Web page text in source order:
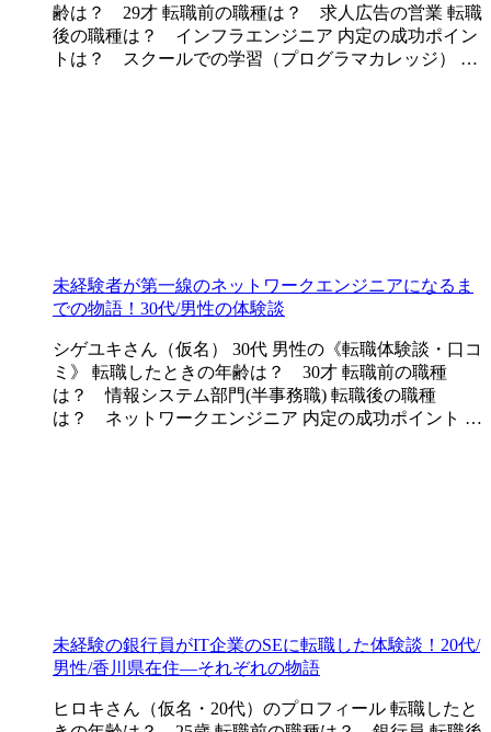
齢は？ 29才 転職前の職種は？ 求人広告の営業 転職
後の職種は？ インフラエンジニア 内定の成功ポイン
トは？ スクールでの学習（プログラマカレッジ） …
未経験者が第一線のネットワークエンジニアになるま
での物語！30代/男性の体験談
シゲユキさん（仮名） 30代 男性の《転職体験談・口コ
ミ》 転職したときの年齢は？ 30才 転職前の職種
は？ 情報システム部門(半事務職) 転職後の職種
は？ ネットワークエンジニア 内定の成功ポイント …
未経験の銀行員がIT企業のSEに転職した体験談！20代/
男性/香川県在住―それぞれの物語
ヒロキさん（仮名・20代）のプロフィール 転職したと